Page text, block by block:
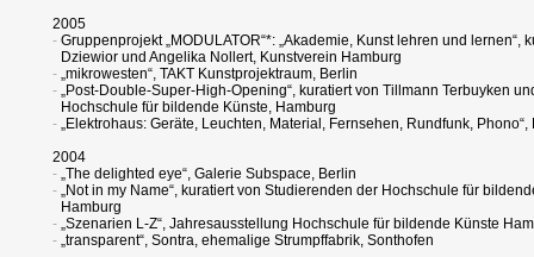
2005
- Gruppenprojekt „MODULATOR“*: „Akademie, Kunst lehren und lernen“,
Dziewior und Angelika Nollert, Kunstverein Hamburg
- „mikrowesten“, TAKT Kunstprojektraum, Berlin
- „Post-Double-Super-High-Opening“, kuratiert von Tillmann Terbuyken
Hochschule für bildende Künste, Hamburg
- „Elektrohaus: Geräte, Leuchten, Material, Fernsehen, Rundfunk,
2004
- „The delighted eye“, Galerie Subspace, Berlin
- „Not in my Name“, kuratiert von Studierenden der Hochschule für
Hamburg
- „Szenarien L-Z“, Jahresausstellung Hochschule für bildende Künste
- „transparent“, Sontra, ehemalige Strumpffabrik, Sonthofen